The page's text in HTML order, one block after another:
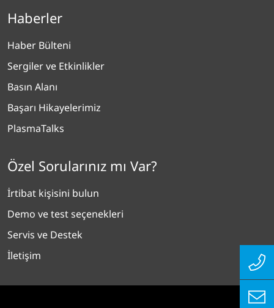
Haberler
Haber Bülteni
Sergiler ve Etkinlikler
Basın Alanı
Başarı Hikayelerimiz
PlasmaTalks
Özel Sorularınız mı Var?
İrtibat kişisini bulun
Demo ve test seçenekleri
Servis ve Destek
İletişim